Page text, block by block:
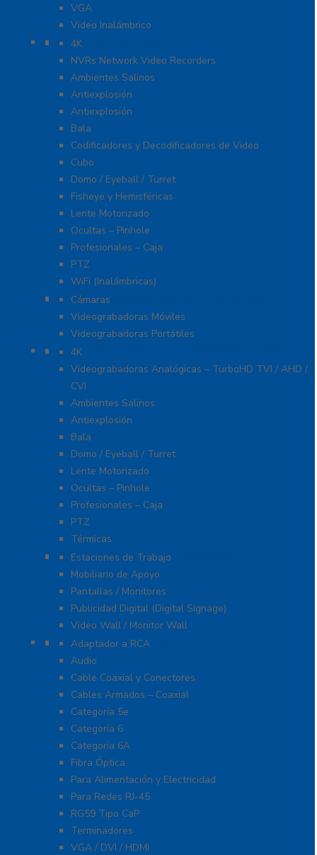
VGA
Video Inalámbrico
Cámaras IP y NVRs
4K
NVRs Network Video Recorders
Ambientes Salinos
Antiexplosión
Antiexplosión
Bala
Codificadores y Decodificadores de Video
Cubo
Domo / Eyeball / Turret
Fisheye y Hemisféricas
Lente Motorizado
Ocultas – Pinhole
Profesionales – Caja
PTZ
WiFi (Inalámbricas)
Videograbadoras Móviles Y Portátiles
Cámaras
Videograbadoras Móviles
Videograbadoras Portátiles
Cámaras Y DVRs HD TurboHD / AHD / HD-TVI
4K
Videograbadoras Analógicas – TurboHD TVI / AHD /
CVI
Ambientes Salinos
Antiexplosión
Bala
Domo / Eyeball / Turret
Lente Motorizado
Ocultas – Pinhole
Profesionales – Caja
PTZ
Térmicas
Monitores Pantallas Y Mobiliario
Estaciones de Trabajo
Mobiliario de Apoyo
Pantallas / Monitores
Publicidad Digital (Digital Signage)
Video Wall / Monitor Wall
Cables Y Conectores
Adaptador a RCA
Audio
Cable Coaxial y Conectores
Cables Armados – Coaxial
Categoría 5e
Categoría 6
Categoría 6A
Fibra Óptica
Para Alimentación y Electricidad
Para Redes RJ-45
RG59 Tipo CaP
Terminadores
VGA / DVI / HDMI